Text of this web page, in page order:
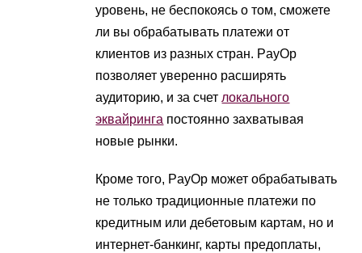
уровень, не беспокоясь о том, сможете
ли вы обрабатывать платежи от
клиентов из разных стран. PayOp
позволяет уверенно расширять
аудиторию, и за счет локального
эквайринга постоянно захватывая
новые рынки.
Кроме того, PayOp может обрабатывать
не только традиционные платежи по
кредитным или дебетовым картам, но и
интернет-банкинг, карты предоплаты,